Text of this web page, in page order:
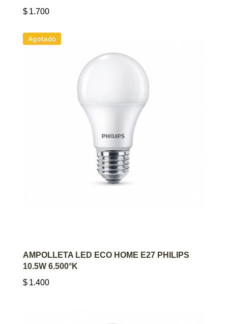
$ 1.700
Agotado
AGREGAR AL CARRITO
AMPOLLETA LED ECO HOME E27 PHILIPS
10.5W 6.500°K
$ 1.400